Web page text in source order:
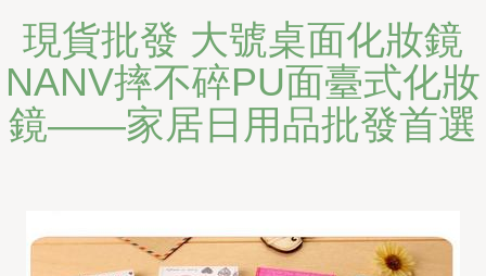
現貨批發 大號桌面化妝鏡
NANV摔不碎PU面臺式化妝
鏡——家居日用品批發首選